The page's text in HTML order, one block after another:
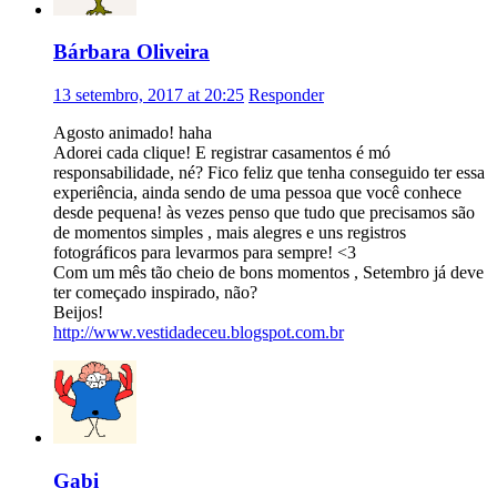
Bárbara Oliveira
13 setembro, 2017 at 20:25 Responder
Agosto animado! haha
Adorei cada clique! E registrar casamentos é mó
responsabilidade, né? Fico feliz que tenha conseguido ter essa
experiência, ainda sendo de uma pessoa que você conhece
desde pequena! às vezes penso que tudo que precisamos são
de momentos simples , mais alegres e uns registros
fotográficos para levarmos para sempre! <3
Com um mês tão cheio de bons momentos , Setembro já deve
ter começado inspirado, não?
Beijos!
http://www.vestidadeceu.blogspot.com.br
Gabi